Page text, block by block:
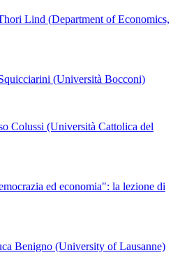
Lind (Department of Economics,
(Università Bocconi)
Colussi (Università Cattolica del
ed economia": la lezione di
Benigno (University of Lausanne)